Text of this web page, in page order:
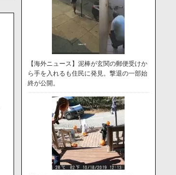
【海外ニュース】泥棒が玄関の郵便受けか
ら手を入れるも住民に発見。撃退の一部始
終が公開。